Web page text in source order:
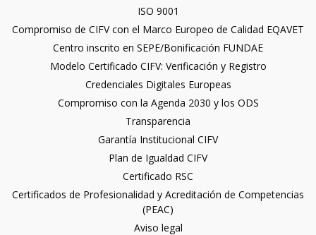
ISO 9001
Compromiso de CIFV con el Marco Europeo de Calidad EQAVET
Centro inscrito en SEPE/Bonificación FUNDAE
Modelo Certificado CIFV: Verificación y Registro
Credenciales Digitales Europeas
Compromiso con la Agenda 2030 y los ODS
Transparencia
Garantía Institucional CIFV
Plan de Igualdad CIFV
Certificado RSC
Certificados de Profesionalidad y Acreditación de Competencias
(PEAC)
Aviso legal